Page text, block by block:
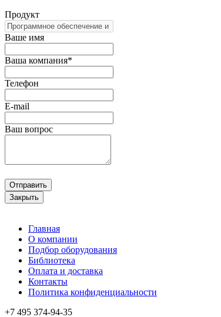
Продукт
Ваше имя
Ваша компания*
Телефон
E-mail
Ваш вопрос
Отправить
Закрыть
Главная
О компании
Подбор оборудования
Библиотека
Оплата и доставка
Контакты
Политика конфиденциальности
+7 495 374-94-35